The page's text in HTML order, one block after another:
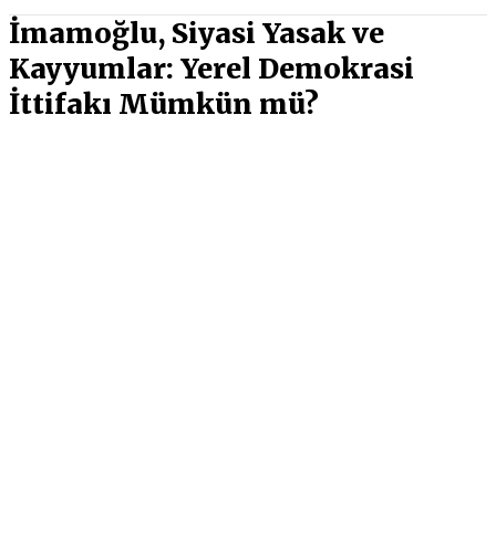
İmamoğlu, Siyasi Yasak ve
Kayyumlar: Yerel Demokrasi
İttifakı Mümkün mü?